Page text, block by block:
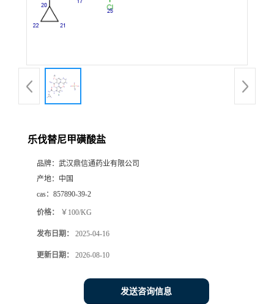
产
乐伐替尼甲磺酸盐
品牌： 武汉鼎信通药业有限公司
产地： 中国
cas： 857890-39-2
价格： ￥100/KG
发布日期： 2025-04-16
更新日期： 2026-08-10
发送咨询信息